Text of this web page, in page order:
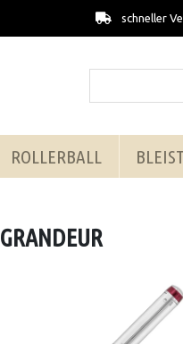
schneller
ROLLERBALL
GRANDEUR